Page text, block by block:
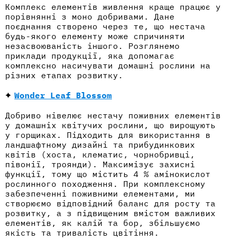
Комплекс елементів живлення краще працює у
порівнянні з моно добривами. Дане
поєднання створено через те, що нестача
будь-якого елементу може спричиняти
незасвоюваність іншого. Розглянемо
приклади продукції , яка допомагає
комплексно насичувати домашні рослини на
різних етапах розвитку.
Wonder Leaf Blossom
Добриво нівелює нестачу поживних елементів
у домашніх квітучих рослини, що вирощують
у горщиках. Підходить для використання в
ландшафтному дизайні та прибудинкових
квітів (хоста, клематис, чорнобривці,
півонії, троянди). Максимізує захисні
функції, тому що містить 4 % амінокислот
рослинного походження. При комплексному
забезпеченні поживними елементами, ми
створюємо відповідний баланс для росту та
розвитку, а з підвищеним вмістом важливих
елементів, як калій та бор, збільшуємо
якість та тривалість цвітіння.